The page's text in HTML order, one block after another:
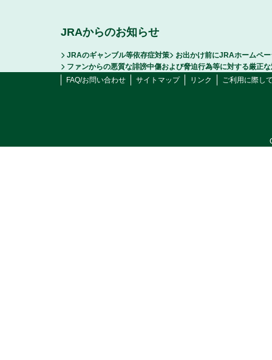
JRAからのお知らせ
JRAのギャンブル等依存症対策
お出かけ前にJRAホームペ
ファンからの悪質な誹謗中傷および脅迫行為等に対する厳正
FAQ/お問い合わせ
サイトマップ リンク ご利用に際し